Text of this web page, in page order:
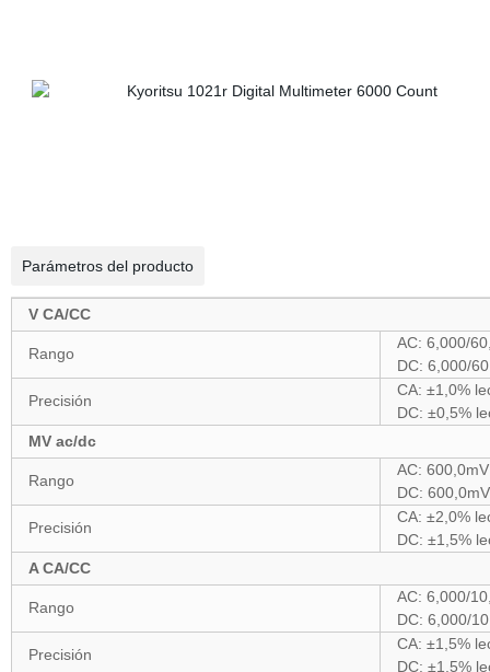
Parámetros del producto
V CA/CC
Rango
AC: 6,000/
DC: 6,000/
Precisión
CA: ±1,0%
DC: ±0,5%
MV ac/dc
Rango
AC: 600,0mV
DC: 600,0mV
Precisión
CA: ±2,0%
DC: ±1,5%
A CA/CC
Rango
AC: 6,000/
DC: 6,000/
Precisión
CA: ±1,5%
DC: ±1,5%